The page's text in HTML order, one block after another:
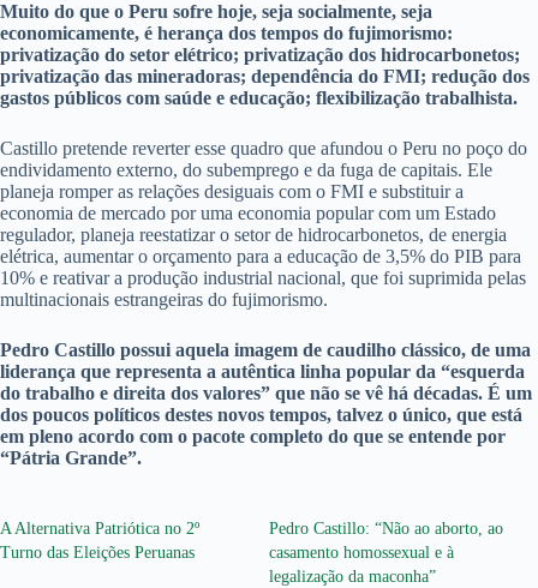
Muito do que o Peru sofre hoje, seja socialmente, seja
economicamente, é herança dos tempos do fujimorismo:
privatização do setor elétrico; privatização dos hidrocarbonetos;
privatização das mineradoras; dependência do FMI; redução dos
gastos públicos com saúde e educação; flexibilização trabalhista.
Castillo pretende reverter esse quadro que afundou o Peru no poço do
endividamento externo, do subemprego e da fuga de capitais. Ele
planeja romper as relações desiguais com o FMI e substituir a
economia de mercado por uma economia popular com um Estado
regulador, planeja reestatizar o setor de hidrocarbonetos, de energia
elétrica, aumentar o orçamento para a educação de 3,5% do PIB para
10% e reativar a produção industrial nacional, que foi suprimida pelas
multinacionais estrangeiras do fujimorismo.
Pedro Castillo possui aquela imagem de caudilho clássico, de uma
liderança que representa a autêntica linha popular da “esquerda
do trabalho e direita dos valores” que não se vê há décadas. É um
dos poucos políticos destes novos tempos, talvez o único, que está
em pleno acordo com o pacote completo do que se entende por
“Pátria Grande”.
A Alternativa Patriótica no 2º
Turno das Eleições Peruanas
Pedro Castillo: “Não ao aborto, ao
casamento homossexual e à
legalização da maconha”